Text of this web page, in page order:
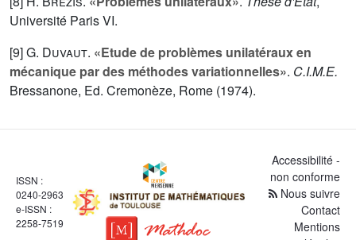
Université Paris VI.
[9]G. Duvaut. «Etude de problèmes unilatéraux en
mécanique par des méthodes variationnelles». C.I.M.E.
Bressanone, Ed. Cremonèze, Rome (1974).
ISSN :
0240-2963
e-ISSN :
2258-7519
Accessibilité -
non conforme
Nous suivre
Contact
Mentions